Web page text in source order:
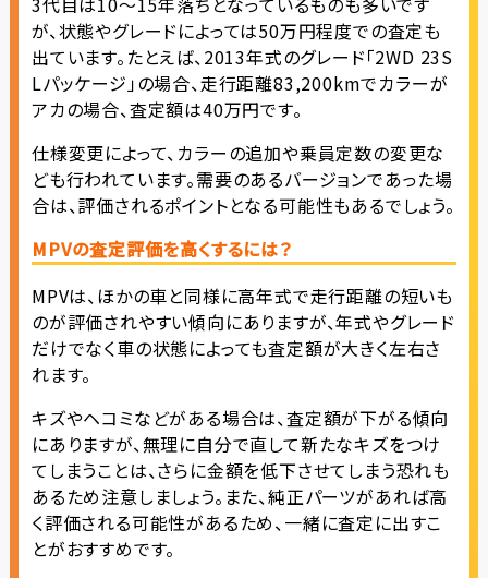
が、状態やグレードによっては50万円程度での査定も
出ています。たとえば、2013年式のグレード「2WD 23S
Lパッケージ」の場合、走行距離83,200kmでカラーが
アカの場合、査定額は40万円です。
仕様変更によって、カラーの追加や乗員定数の変更な
ども行われています。需要のあるバージョンであった場
合は、評価されるポイントとなる可能性もあるでしょう。
MPVの査定評価を高くするには？
MPVは、ほかの車と同様に高年式で走行距離の短いも
のが評価されやすい傾向にありますが、年式やグレード
だけでなく車の状態によっても査定額が大きく左右さ
れます。
キズやヘコミなどがある場合は、査定額が下がる傾向
にありますが、無理に自分で直して新たなキズをつけ
てしまうことは、さらに金額を低下させてしまう恐れも
あるため注意しましょう。また、純正パーツがあれば高
く評価される可能性があるため、一緒に査定に出すこ
とがおすすめです。